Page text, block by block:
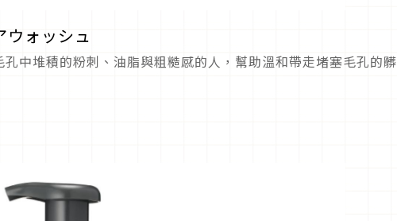
ウォッシュ
中堆積的粉刺、油脂與粗糙感的人，幫助溫和帶走堵塞毛孔的髒